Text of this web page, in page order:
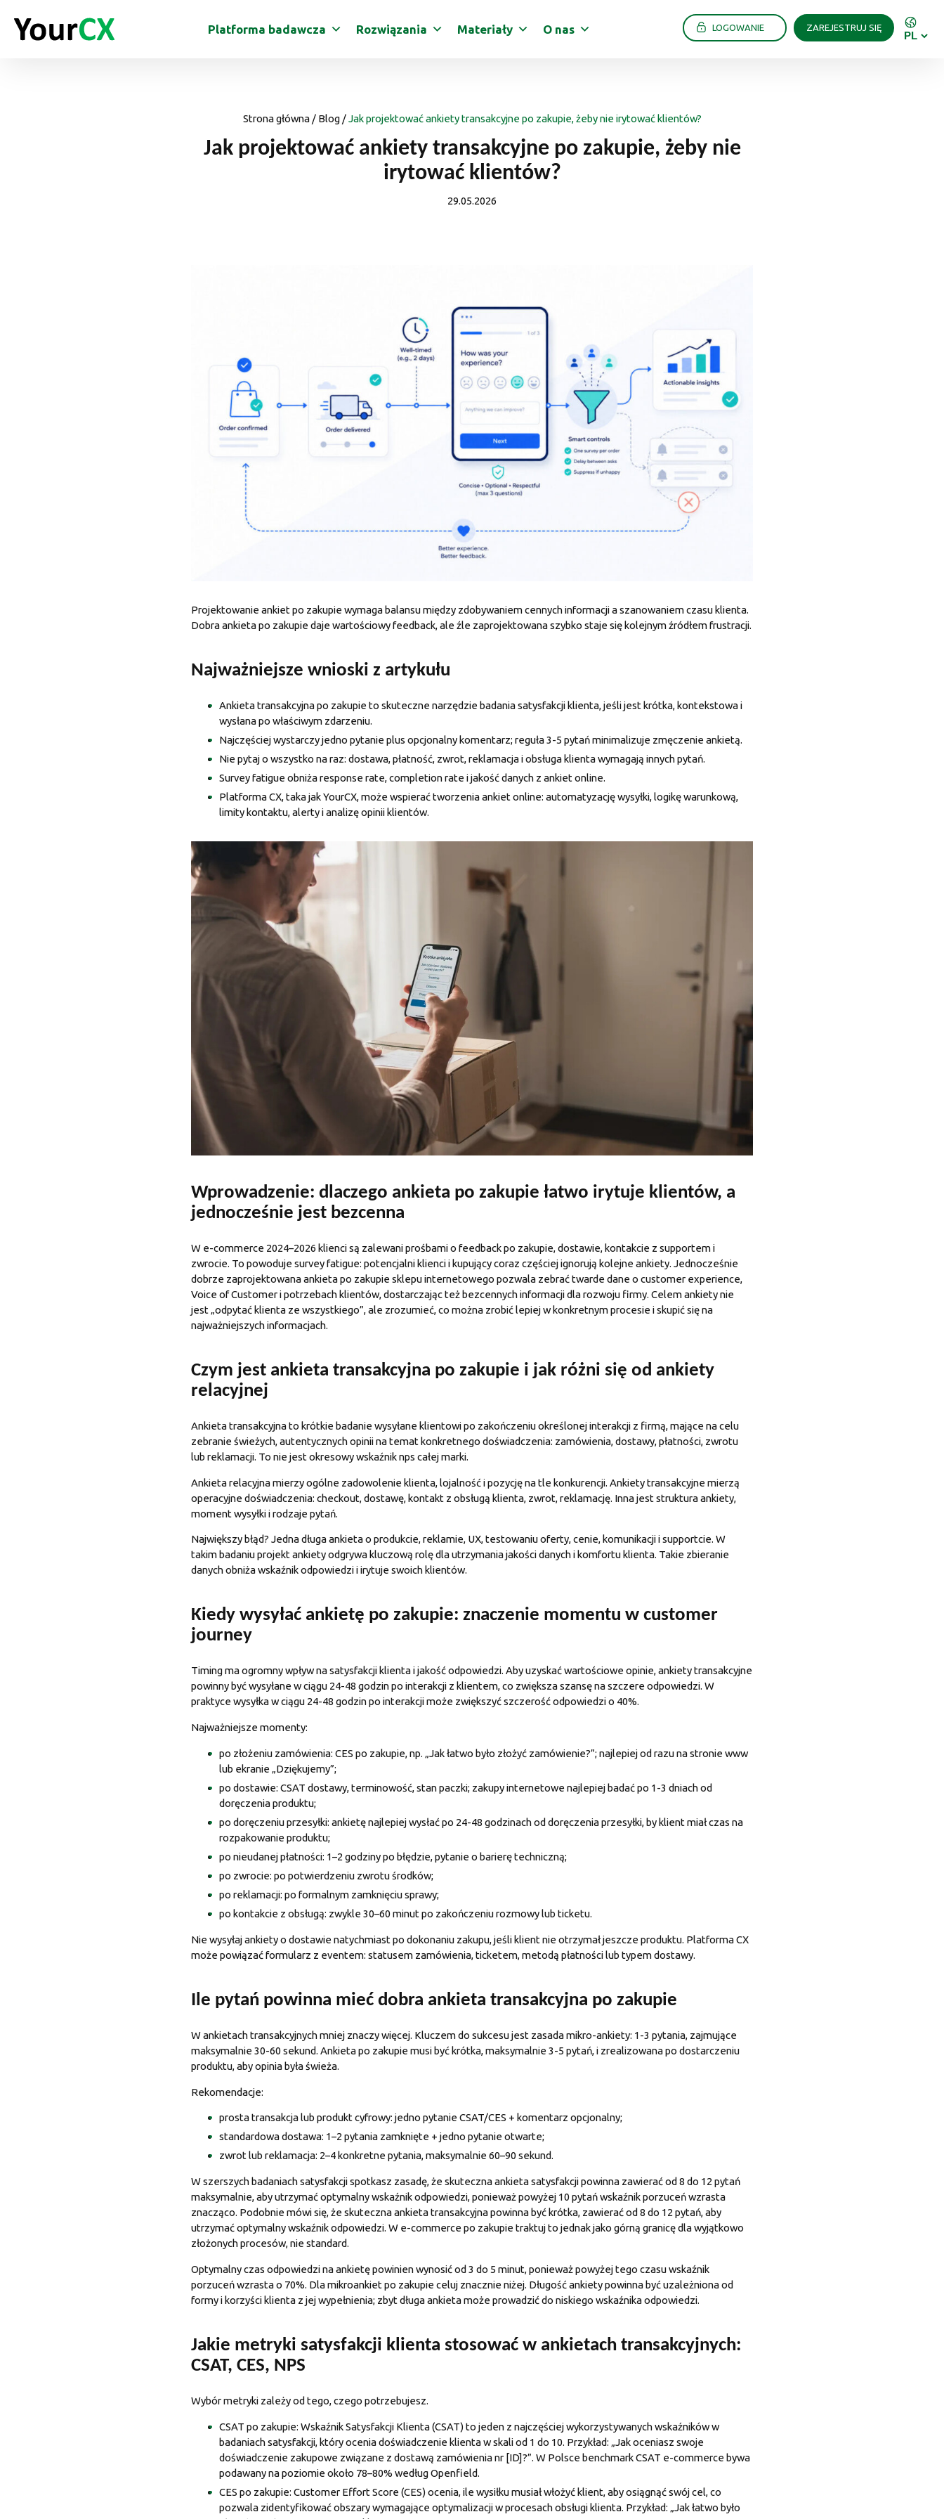
Platforma badawcza Rozwiązania Materiały O nas LOGOWANIE ZAREJESTRUJ SIĘ
Strona główna/ Blog/Jak projektować ankiety transakcyjne po zakupie, żeby nie irytować klientów?
Jak projektować ankiety transakcyjne po zakupie, żeby nie
irytować klientów?
29.05.2026
Projektowanie ankiet po zakupie wymaga balansu między zdobywaniem cennych informacji a szanowaniem czasu klienta.
Dobra ankieta po zakupie daje wartościowy feedback, ale źle zaprojektowana szybko staje się kolejnym źródłem frustracji.
Najważniejsze wnioski z artykułu
Ankieta transakcyjna po zakupie to skuteczne narzędzie badania satysfakcji klienta, jeśli jest krótka, kontekstowa i
wysłana po właściwym zdarzeniu.
Najczęściej wystarczy jedno pytanie plus opcjonalny komentarz; reguła 3-5 pytań minimalizuje zmęczenie ankietą.
Nie pytaj o wszystko na raz: dostawa, płatność, zwrot, reklamacja i obsługa klienta wymagają innych pytań.
Survey fatigue obniża response rate, completion rate i jakość danych z ankiet online.
Platforma CX, taka jak YourCX, może wspierać tworzenia ankiet online: automatyzację wysyłki, logikę warunkową,
limity kontaktu, alerty i analizę opinii klientów.
Wprowadzenie: dlaczego ankieta po zakupie łatwo irytuje klientów, a
jednocześnie jest bezcenna
W e-commerce 2024–2026 klienci są zalewani prośbami o feedback po zakupie, dostawie, kontakcie z supportem i
zwrocie. To powoduje survey fatigue: potencjalni klienci i kupujący coraz częściej ignorują kolejne ankiety. Jednocześnie
dobrze zaprojektowana ankieta po zakupie sklepu internetowego pozwala zebrać twarde dane o customer experience,
Voice of Customer i potrzebach klientów, dostarczając też bezcennych informacji dla rozwoju firmy. Celem ankiety nie
jest „odpytać klienta ze wszystkiego”, ale zrozumieć, co można zrobić lepiej w konkretnym procesie i skupić się na
najważniejszych informacjach.
Czym jest ankieta transakcyjna po zakupie i jak różni się od ankiety
relacyjnej
Ankieta transakcyjna to krótkie badanie wysyłane klientowi po zakończeniu określonej interakcji z firmą, mające na celu
zebranie świeżych, autentycznych opinii na temat konkretnego doświadczenia: zamówienia, dostawy, płatności, zwrotu
lub reklamacji. To nie jest okresowy wskaźnik nps całej marki.
Ankieta relacyjna mierzy ogólne zadowolenie klienta, lojalność i pozycję na tle konkurencji. Ankiety transakcyjne mierzą
operacyjne doświadczenia: checkout, dostawę, kontakt z obsługą klienta, zwrot, reklamację. Inna jest struktura ankiety,
moment wysyłki i rodzaje pytań.
Największy błąd? Jedna długa ankieta o produkcie, reklamie, UX, testowaniu oferty, cenie, komunikacji i supportcie. W
takim badaniu projekt ankiety odgrywa kluczową rolę dla utrzymania jakości danych i komfortu klienta. Takie zbieranie
danych obniża wskaźnik odpowiedzi i irytuje swoich klientów.
Kiedy wysyłać ankietę po zakupie: znaczenie momentu w customer
journey
Timing ma ogromny wpływ na satysfakcji klienta i jakość odpowiedzi. Aby uzyskać wartościowe opinie, ankiety transakcyjne
powinny być wysyłane w ciągu 24-48 godzin po interakcji z klientem, co zwiększa szansę na szczere odpowiedzi. W
praktyce wysyłka w ciągu 24-48 godzin po interakcji może zwiększyć szczerość odpowiedzi o 40%.
Najważniejsze momenty:
po złożeniu zamówienia: CES po zakupie, np. „Jak łatwo było złożyć zamówienie?”; najlepiej od razu na stronie www
lub ekranie „Dziękujemy”;
po dostawie: CSAT dostawy, terminowość, stan paczki; zakupy internetowe najlepiej badać po 1-3 dniach od
doręczenia produktu;
po doręczeniu przesyłki: ankietę najlepiej wysłać po 24-48 godzinach od doręczenia przesyłki, by klient miał czas na
rozpakowanie produktu;
po nieudanej płatności: 1–2 godziny po błędzie, pytanie o barierę techniczną;
po zwrocie: po potwierdzeniu zwrotu środków;
po reklamacji: po formalnym zamknięciu sprawy;
po kontakcie z obsługą: zwykle 30–60 minut po zakończeniu rozmowy lub ticketu.
Nie wysyłaj ankiety o dostawie natychmiast po dokonaniu zakupu, jeśli klient nie otrzymał jeszcze produktu. Platforma CX
może powiązać formularz z eventem: statusem zamówienia, ticketem, metodą płatności lub typem dostawy.
Ile pytań powinna mieć dobra ankieta transakcyjna po zakupie
W ankietach transakcyjnych mniej znaczy więcej. Kluczem do sukcesu jest zasada mikro-ankiety: 1-3 pytania, zajmujące
maksymalnie 30-60 sekund. Ankieta po zakupie musi być krótka, maksymalnie 3-5 pytań, i zrealizowana po dostarczeniu
produktu, aby opinia była świeża.
Rekomendacje:
prosta transakcja lub produkt cyfrowy: jedno pytanie CSAT/CES + komentarz opcjonalny;
standardowa dostawa: 1–2 pytania zamknięte + jedno pytanie otwarte;
zwrot lub reklamacja: 2–4 konkretne pytania, maksymalnie 60–90 sekund.
W szerszych badaniach satysfakcji spotkasz zasadę, że skuteczna ankieta satysfakcji powinna zawierać od 8 do 12 pytań
maksymalnie, aby utrzymać optymalny wskaźnik odpowiedzi, ponieważ powyżej 10 pytań wskaźnik porzuceń wzrasta
znacząco. Podobnie mówi się, że skuteczna ankieta transakcyjna powinna być krótka, zawierać od 8 do 12 pytań, aby
utrzymać optymalny wskaźnik odpowiedzi. W e-commerce po zakupie traktuj to jednak jako górną granicę dla wyjątkowo
złożonych procesów, nie standard.
Optymalny czas odpowiedzi na ankietę powinien wynosić od 3 do 5 minut, ponieważ powyżej tego czasu wskaźnik
porzuceń wzrasta o 70%. Dla mikroankiet po zakupie celuj znacznie niżej. Długość ankiety powinna być uzależniona od
formy i korzyści klienta z jej wypełnienia; zbyt długa ankieta może prowadzić do niskiego wskaźnika odpowiedzi.
Jakie metryki satysfakcji klienta stosować w ankietach transakcyjnych:
CSAT, CES, NPS
Wybór metryki zależy od tego, czego potrzebujesz.
CSAT po zakupie: Wskaźnik Satysfakcji Klienta (CSAT) to jeden z najczęściej wykorzystywanych wskaźników w
badaniach satysfakcji, który ocenia doświadczenie klienta w skali od 1 do 10. Przykład: „Jak oceniasz swoje
doświadczenie zakupowe związane z dostawą zamówienia nr [ID]?”. W Polsce benchmark CSAT e-commerce bywa
podawany na poziomie około 78–80% według Openfield.
CES po zakupie: Customer Effort Score (CES) ocenia, ile wysiłku musiał włożyć klient, aby osiągnąć swój cel, co
pozwala zidentyfikować obszary wymagające optymalizacji w procesach obsługi klienta. Przykład: „Jak łatwo było